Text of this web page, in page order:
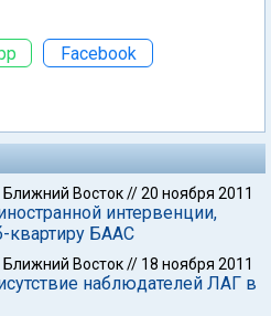
Facebook
Ближний Восток//20 ноября 2011
интервенции,
квартиру БААС
Ближний Восток// 18 ноября 2011
наблюдателей ЛАГ в